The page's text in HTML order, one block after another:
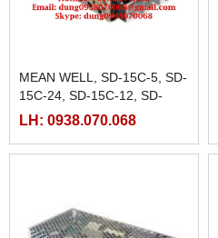
MEAN WELL, SD-15C-5, SD-
15C-24, SD-15C-12, SD-
15B-5
LH: 0938.070.068